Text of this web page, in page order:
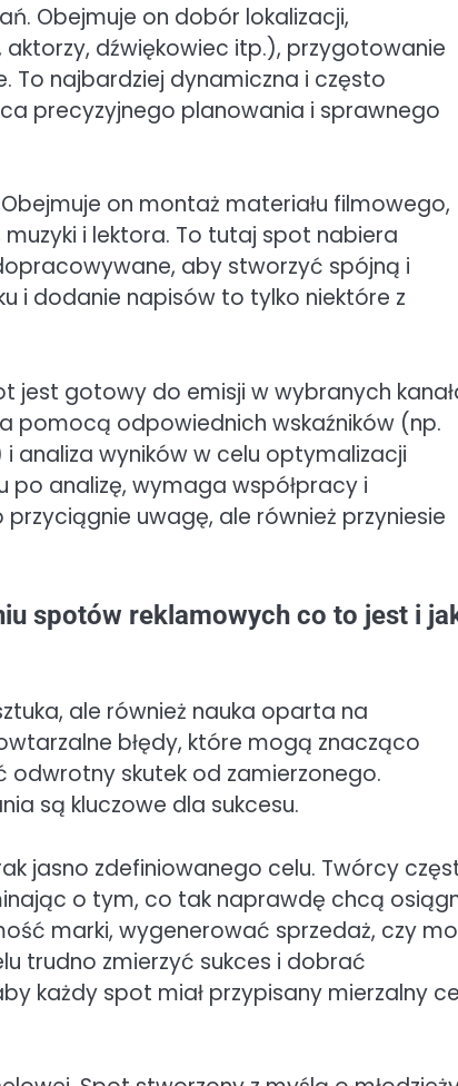
Obejmuje on dobór lokalizacji,
dźwiękowiec itp.), przygotowanie
To najbardziej dynamiczna i często
precyzyjnego planowania i sprawnego
on montaż materiału filmowego,
i lektora. To tutaj spot nabiera
aby stworzyć spójną i
i dodanie napisów to tylko niektóre z
jest gotowy do emisji w wybranych
pomocą odpowiednich wskaźników (np.
analiza wyników w celu optymalizacji
po analizę, wymaga współpracy i
uwagę, ale również przyniesie
spotów reklamowych co to jest i
ale również nauka oparta na
błędy, które mogą znacząco
skutek od zamierzonego.
są kluczowe dla sukcesu.
jasno zdefiniowanego celu. Twórcy
o tym, co tak naprawdę chcą
marki, wygenerować sprzedaż, czy
trudno zmierzyć sukces i dobrać
każdy spot miał przypisany mierzalny